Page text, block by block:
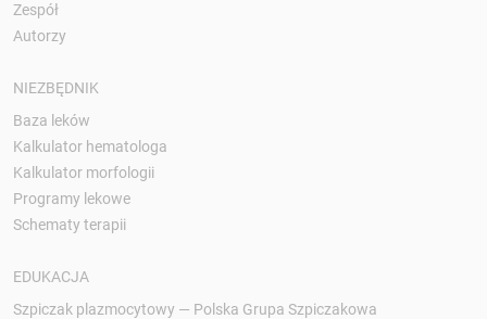
Zespół
Autorzy
NIEZBĘDNIK
Baza leków
Kalkulator hematologa
Kalkulator morfologii
Programy lekowe
Schematy terapii
EDUKACJA
Szpiczak plazmocytowy — Polska Grupa Szpiczakowa